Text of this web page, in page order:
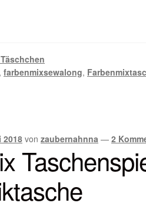
,farbenmixsewalong,
2018 vonzaubernahnna —2